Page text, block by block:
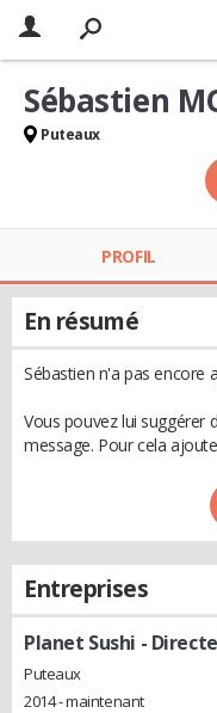
Sébastien
Puteaux
PROFIL
En résumé
Sébastien n'a pas encore
Vous pouvez lui suggérer
message. Pour cela
Entreprises
Planet Sushi -
Puteaux
2014 - maintenant